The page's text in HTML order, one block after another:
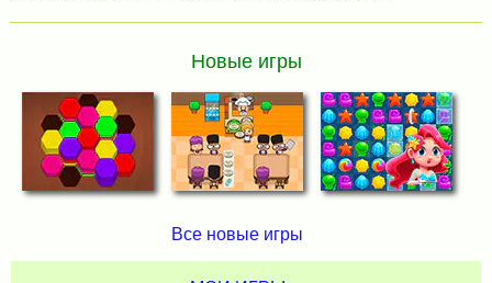
Новые игры
Все новые игры